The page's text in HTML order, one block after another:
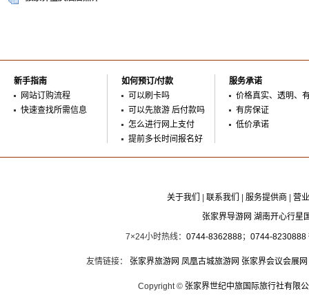
新手指南
网站订购流程
快速查找所需信息
如何预订/付款
可以刷卡吗
可以先旅游 后付款吗
怎么进行网上支付
提前多长时间报名好
服务承诺
价格真实、透明、
有房保证
低价承诺
关于我们 联系我们 服务提供商
营
张家界导游网 湖南开心行星
7×24小时热线： 0744-8362888； 0744-8230888
友情链接： 张家界旅游网 凤凰古城旅游网 张家界会议会展网
Copyright © 张家界世纪中旅国际旅行社有限